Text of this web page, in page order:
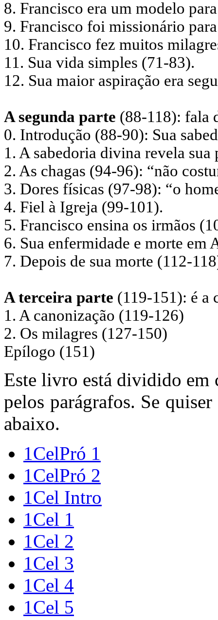
8. Francisco era um modelo
9. Francisco foi missionário
10. Francisco fez muitos
11. Sua vida simples (71-83).
12. Sua maior aspiração era
A segunda parte (88-118): fala
0. Introdução (88-90): Sua
1. A sabedoria divina revela
2. As chagas (94-96): “não
3. Dores físicas (97-98): “o
4. Fiel à Igreja (99-101).
5. Francisco ensina os irmãos
6. Sua enfermidade e morte em
7. Depois de sua morte (112-
A terceira parte (119-151): é a
1. A canonização (119-126)
2. Os milagres (127-150)
Epílogo (151)
Este livro está dividido em
pelos parágrafos. Se
abaixo.
1CelPró 1
1CelPró 2
1Cel Intro
1Cel 1
1Cel 2
1Cel 3
1Cel 4
1Cel 5